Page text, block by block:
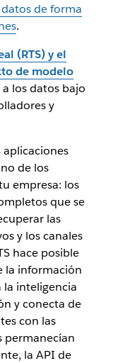
de forma
.
(RTS) y el
de modelo
los datos bajo
y
de los
empresa: los
que se
las
y los canales
hace posible
la información
la inteligencia
y conecta de
con las
permanecían
la API de